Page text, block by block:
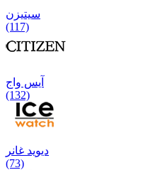
سیتیزن
(117)
آیس واج
(132)
دیوید غانر
(73)